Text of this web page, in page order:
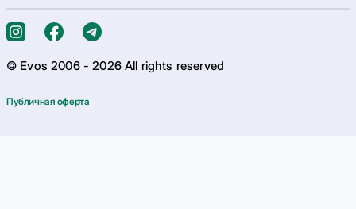
© Evos 2006 -2026All rights reserved
Публичная оферта